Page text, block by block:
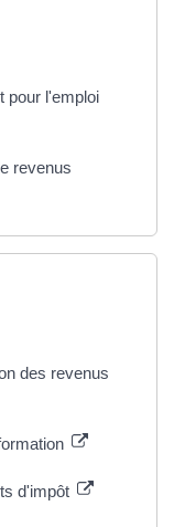
pour l'emploi
revenus
des revenus
d'impôt